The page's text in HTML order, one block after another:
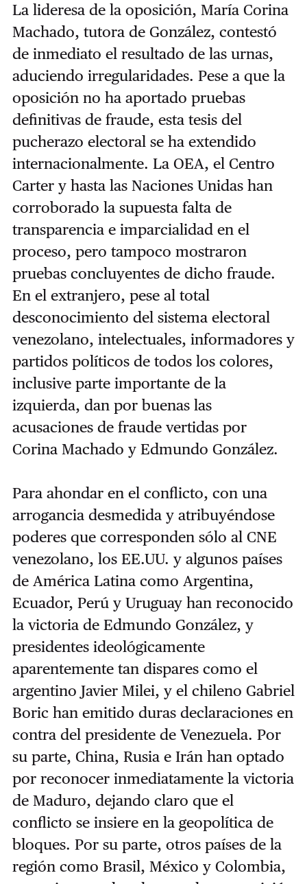
La lideresa de la oposición, María Corina
Machado, tutora de González, contestó
de inmediato el resultado de las urnas,
aduciendo irregularidades. Pese a que la
oposición no ha aportado pruebas
definitivas de fraude, esta tesis del
pucherazo electoral se ha extendido
internacionalmente. La OEA, el Centro
Carter y hasta las Naciones Unidas han
corroborado la supuesta falta de
transparencia e imparcialidad en el
proceso, pero tampoco mostraron
pruebas concluyentes de dicho fraude.
En el extranjero, pese al total
desconocimiento del sistema electoral
venezolano, intelectuales, informadores y
partidos políticos de todos los colores,
inclusive parte importante de la
izquierda, dan por buenas las
acusaciones de fraude vertidas por
Corina Machado y Edmundo González.
Para ahondar en el conflicto, con una
arrogancia desmedida y atribuyéndose
poderes que corresponden sólo al CNE
venezolano, los EE.UU. y algunos países
de América Latina como Argentina,
Ecuador, Perú y Uruguay han reconocido
la victoria de Edmundo González, y
presidentes ideológicamente
aparentemente tan dispares como el
argentino Javier Milei, y el chileno Gabriel
Boric han emitido duras declaraciones en
contra del presidente de Venezuela. Por
su parte, China, Rusia e Irán han optado
por reconocer inmediatamente la victoria
de Maduro, dejando claro que el
conflicto se insiere en la geopolítica de
bloques. Por su parte, otros países de la
región como Brasil, México y Colombia,